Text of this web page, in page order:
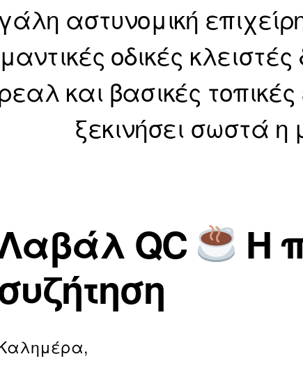
αστυνομική
οδικές
και βασικές
ξεκινήσει σωστά η
Α
ό
ο
a
ri
5
α
2
6
QC
Η